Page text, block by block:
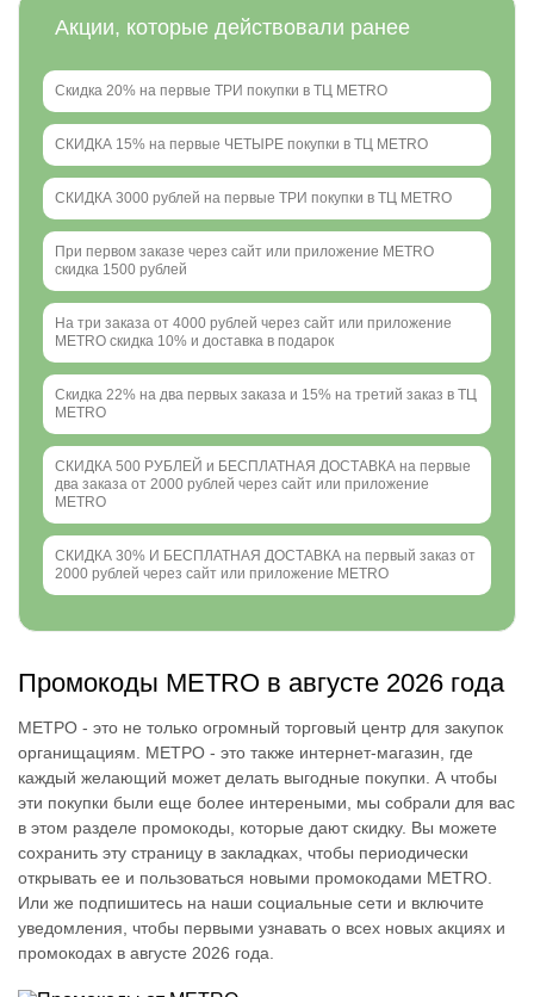
Акции, которые действовали ранее
Скидка 20% на первые ТРИ покупки в ТЦ METRO
СКИДКА 15% на первые ЧЕТЫРЕ покупки в ТЦ METRO
СКИДКА 3000 рублей на первые ТРИ покупки в ТЦ METRO
При первом заказе через сайт или приложение METRO
скидка 1500 рублей
На три заказа от 4000 рублей через сайт или приложение
METRO скидка 10% и доставка в подарок
Скидка 22% на два первых заказа и 15% на третий заказ в ТЦ
METRO
СКИДКА 500 РУБЛЕЙ и БЕСПЛАТНАЯ ДОСТАВКА на первые
два заказа от 2000 рублей через сайт или приложение
METRO
СКИДКА 30% И БЕСПЛАТНАЯ ДОСТАВКА на первый заказ от
2000 рублей через сайт или приложение METRO
Промокоды METRO в августе 2026 года
МЕТРО - это не только огромный торговый центр для закупок
органищациям. МЕТРО - это также интернет-магазин, где
каждый желающий может делать выгодные покупки. А чтобы
эти покупки были еще более интереными, мы собрали для вас
в этом разделе промокоды, которые дают скидку. Вы можете
сохранить эту страницу в закладках, чтобы периодически
открывать ее и пользоваться новыми промокодами METRO.
Или же подпишитесь на наши социальные сети и включите
уведомления, чтобы первыми узнавать о всех новых акциях и
промокодах в августе 2026 года.